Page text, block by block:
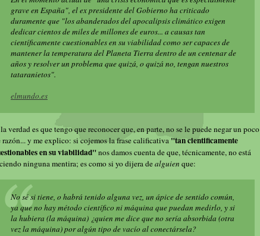
grave en España", el ex presidente del Gobierno ha criticado
duramente que "los abanderados del apocalipsis climático exigen
dedicar cientos de miles de millones de euros... a causas tan
científicamente cuestionables en su viabilidad como ser capaces de
mantener la temperatura del Planeta Tierra dentro de un centenar de
años y resolver un problema que quizá, o quizá no, tengan nuestros
tataranietos".
elmundo.es
verdad es que tengo que reconocer que, en parte, no se le puede negar un poco
razón... y me explico: si cojemos la frase calificativa "tan cientificamente
en su viabilidad"nos damos cuenta de que, técnicamente, no está
ninguna mentira; es como si yo dijera dealguien que:
No sé si tiene, o habrá tenido alguna vez, un ápice de sentido común,
ya que no hay método científico ni máquina que puedan medirlo, y si
la hubiera (la máquina) ¿quien me dice que no sería absorbida (otra
vez la máquina) por algún tipo de vacío al conectársela?